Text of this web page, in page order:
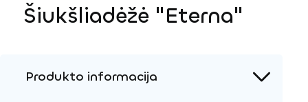
Šiukšliadėžė "Eterna"
Produkto informacija